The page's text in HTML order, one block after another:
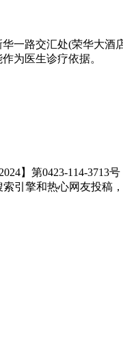
一路交汇处(荣华大酒
为医生诊疗依据。
】第0423-114-3713
引擎和热心网友投稿